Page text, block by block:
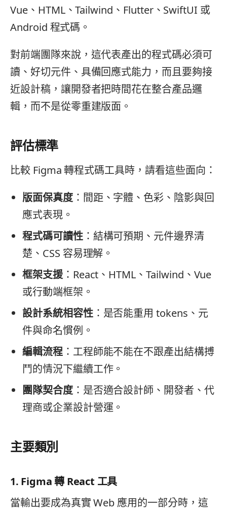
Vue、HTML、Tailwind、Flutter、SwiftUI 或
Android 程式碼。
對前端團隊來說，這代表產出的程式碼必須可
讀、好切元件、具備回應式能力，而且要夠接
近設計稿，讓開發者把時間花在整合產品邏
輯，而不是從零重建版面。
評估標準
比較 Figma 轉程式碼工具時，請看這些面向：
版面保真度：間距、字體、色彩、陰影與回
應式表現。
程式碼可讀性：結構可預期、元件邊界清
楚、CSS 容易理解。
框架支援：React、HTML、Tailwind、Vue
或行動端框架。
設計系統相容性：是否能重用 tokens、元
件與命名慣例。
編輯流程：工程師能不能在不跟產出結構搏
鬥的情況下繼續工作。
團隊契合度：是否適合設計師、開發者、代
理商或企業設計營運。
主要類別
1. Figma 轉 React 工具
當輸出要成為真實 Web 應用的一部分時，這